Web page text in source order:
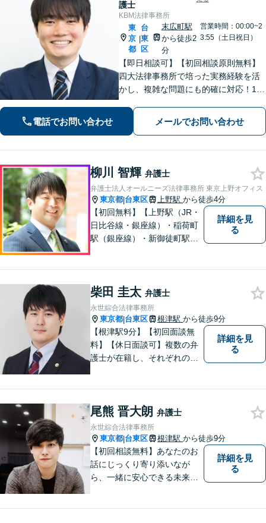
護士
KBM法律事務所
東
京
都
|
台
東
区
末広町駅
から徒歩2
分
営業時間：00:00~2
3:55（土日祝日）
【即日相談可】【初回相談原則無料】
四大法律事務所で培った実務経験を活
かし、複雑な問題にも的確に対応！1日
件、労働問題、インターネット問題、
訴訟・紛争案件などに多数対応。 皆様
電話でお問い合わせ メールでお問い合わせ
柳川 智輝 弁護士
弁護士法人オールニーズ法律事務所 東京上野オフィス
東京都|台東区 上野駅 から徒歩4分
【初回無料】【上野駅（JR・
日比谷線・銀座線）・稲荷町
駅（銀座線）・新御徒町駅
様に寄り添い、意志を尊重し
つつ、冷静的確なアドバイス
で納得できる解決を目指しま
す【夜間対応可】
詳細を見
る
柴田 圭太 弁護士
永世綜合法律事務所
東京都|台東区 根津駅 から徒歩9分
【根津駅9分】【初回面談無
料】【休日面談可】複数の弁
護士が在籍し、それぞれの知
り、柔軟かつ現実的な対応を
可能にしています。
詳細を見
る
尾熊 晋大朗 弁護士
永世綜合法律事務所
東京都|台東区 根津駅 から徒歩9分
【初回相談無料】あなたのお
話にじっくり寄り添いなが
ら、一緒に安心できる未来を
詳細を見
る